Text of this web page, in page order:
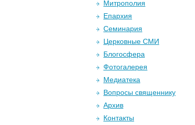
Митрополия
Епархия
Семинария
Церковные СМИ
Блогосфера
Фотогалерея
Медиатека
Вопросы священнику
Архив
Контакты